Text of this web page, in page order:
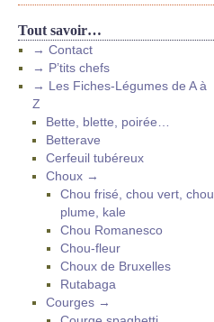
Tout savoir…
→ Contact
→ P’tits chefs
→ Les Fiches-Légumes de A à
Z
Bette, blette, poirée…
Betterave
Cerfeuil tubéreux
Choux →
Chou frisé, chou vert, chou
plume, kale
Chou Romanesco
Chou-fleur
Choux de Bruxelles
Rutabaga
Courges →